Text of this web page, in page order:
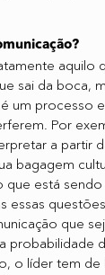
aquilo
sai da boca,
um processo
Por
a partir
bagagem
que está
essas
que
probabilidade
o líder tem de